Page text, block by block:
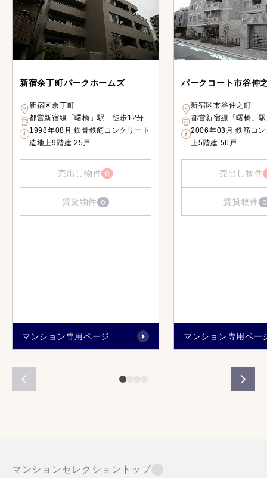
新宿余丁町パークホームズ
新宿区余丁町
都営新宿線「曙橋」駅 徒歩12分
1998年08月 鉄骨鉄筋コンクリート
造地上9階建 25戸
売出し物件 0
賃貸物件 0
マンション専用ページ
パークコート市谷仲
新宿区市谷仲之町
都営新宿線「曙橋」
2006年03月 鉄筋コ
上5階建 56戸
売出し物件
賃貸物件 0
マンション専用ペー
マンションセレクショントップ